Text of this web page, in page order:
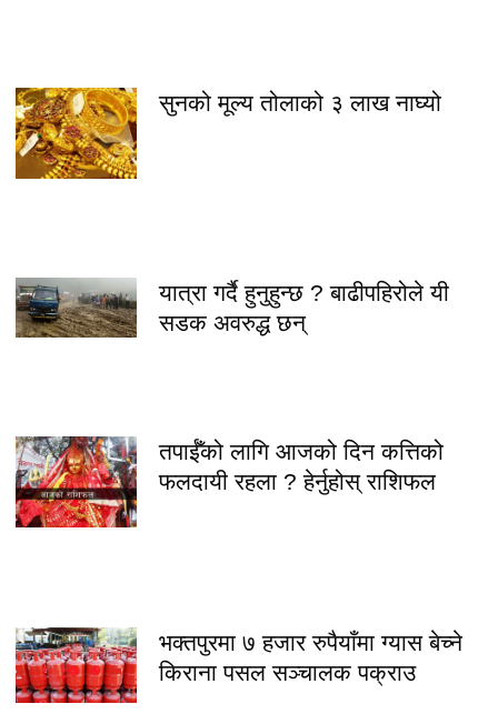
सुनको मूल्य तोलाको ३ लाख नाघ्यो
यात्रा गर्दै हुनुहुन्छ ? बाढीपहिरोले यी
सडक अवरुद्ध छन्
तपाईँको लागि आजको दिन कत्तिको
फलदायी रहला ? हेर्नुहोस् राशिफल
भक्तपुरमा ७ हजार रुपैयाँमा ग्यास बेच्ने
किराना पसल सञ्चालक पक्राउ